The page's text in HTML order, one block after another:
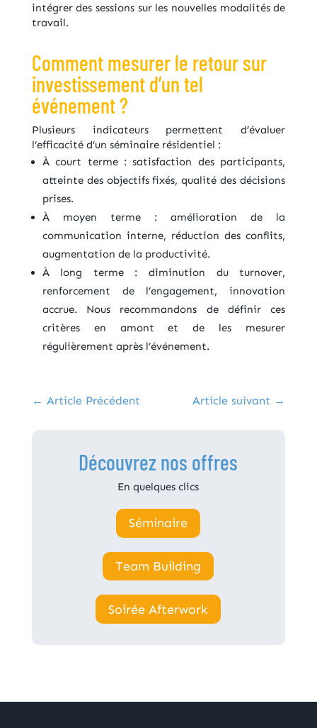
intégrer des sessions sur les nouvelles modalités de
travail.
Comment mesurer le retour sur
investissement d’un tel
événement ?
Plusieurs indicateurs permettent d’évaluer
l’efficacité d’un séminaire résidentiel :
À court terme : satisfaction des participants,
atteinte des objectifs fixés, qualité des décisions
prises.
À moyen terme : amélioration de la
communication interne, réduction des conflits,
augmentation de la productivité.
À long terme : diminution du turnover,
renforcement de l’engagement, innovation
accrue. Nous recommandons de définir ces
critères en amont et de les mesurer
régulièrement après l’événement.
← Article Précédent Article suivant →
Découvrez nos offres
En quelques clics
Séminaire
Team Building
Soirée Afterwork